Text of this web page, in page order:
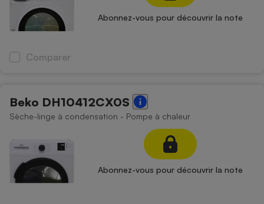
Abonnez-vous pour découvrir la note
Comparer
Beko DH10412CX0S
Sèche-linge à condensation - Pompe à chaleur
Abonnez-vous pour découvrir la note